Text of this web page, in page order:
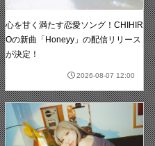
心を甘く満たす恋愛ソング！CHIHIR
Oの新曲「Honeyy」の配信リリース
が決定！
2026-08-07 12:00